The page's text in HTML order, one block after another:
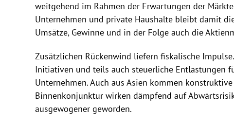
weitgehend im Rahmen der Erwartungen der
Unternehmen und private Haushalte bleibt damit
Umsätze, Gewinne und in der Folge auch die
Zusätzlichen Rückenwind liefern fiskalische
Initiativen und teils auch steuerliche Entlastungen
Unternehmen. Auch aus Asien kommen
Binnenkonjunktur wirken dämpfend auf
ausgewogener geworden.